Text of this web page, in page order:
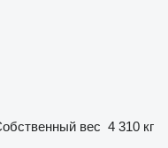
вес 4 310 кг